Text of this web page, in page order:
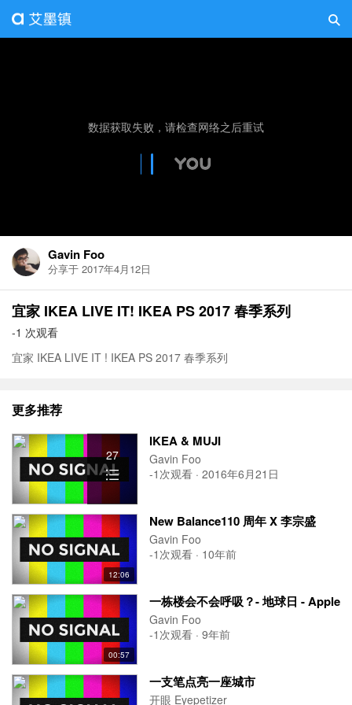
Gavin Foo
分享于 2017年4月12日
宜家 IKEA LIVE IT! IKEA PS 2017 春季系列
-1 次观看
宜家 IKEA LIVE IT ! IKEA PS 2017 春季系列
更多推荐
27
IKEA & MUJI
Gavin Foo
-1次观看 · 2016年6月21日
12:06
New Balance110 周年 X 李宗盛
Gavin Foo
-1次观看 · 10年前
00:57
一栋楼会不会呼吸？- 地球日 - Apple
Gavin Foo
-1次观看 · 9年前
一支笔点亮一座城市
开眼 Eyepetizer